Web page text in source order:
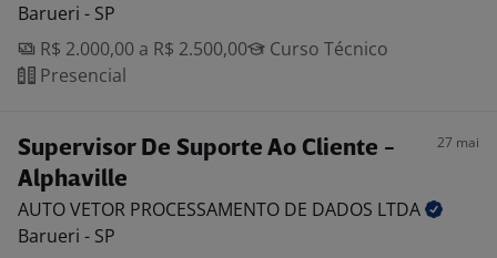
Barueri - SP
R$ 2.000,00 a R$ 2.500,00
Curso Técnico
Presencial
Supervisor De Suporte Ao Cliente -
Alphaville
27 mai
AUTO VETOR PROCESSAMENTO DE DADOS LTDA
Barueri - SP